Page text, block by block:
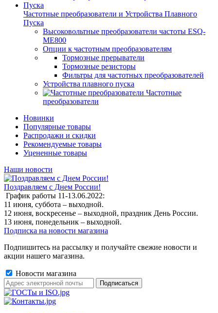
Частотные преобразователи и Устройства Плавного
Пуска
Высоковольтные преобразователи частоты ESQ-
ME800
Опции к частотным преобразователям
Тормозные прерыватели
Тормозные резисторы
Фильтры для частотных преобразователей
Устройства плавного пуска
Частотные
преобразователи
Новинки
Популярные товары
Распродажи и скидки
Рекомендуемые товары
Уцененные товары
Наши новости
Поздравляем с Днем России!
График работы 11-13.06.2022:
11 июня, суббота – выходной.
12 июня, воскресенье – выходной, праздник День России.
13 июня, понедельник – выходной.
Подписка на новости магазина
Подпишитесь на рассылку и получайте свежие новости и
акции нашего магазина.
Новости магазина